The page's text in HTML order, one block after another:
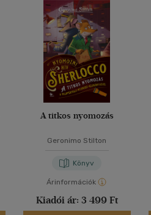
A titkos nyomozás
Geronimo Stilton
Könyv
Árinformációk
Kiadói ár: 3 499 Ft